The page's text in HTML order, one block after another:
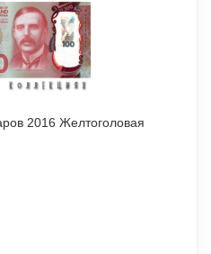
2016 Желтоголовая